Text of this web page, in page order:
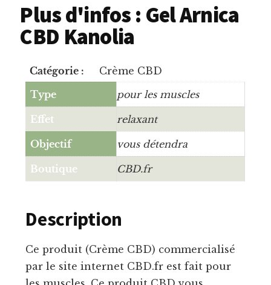
Plus d'infos : Gel Arnica
CBD Kanolia
Catégorie :
Crème CBD
Type
pour les muscles
Effet relaxant
Objectif vous détendra
Boutique CBD.fr
Description
Ce produit (Crème CBD) commercialisé
par le site internet CBD.fr est fait pour